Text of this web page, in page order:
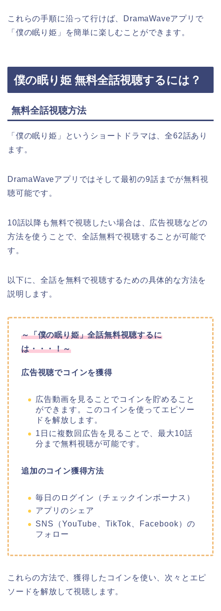
これらの手順に沿って行けば、DramaWaveアプリで
「僕の眠り姫」を簡単に楽しむことができます。
僕の眠り姫 無料全話視聴するには？
無料全話視聴方法
「僕の眠り姫」というショートドラマは、全62話あり
ます。
DramaWaveアプリではそして最初の9話までが無料視
聴可能です。
10話以降も無料で視聴したい場合は、広告視聴などの
方法を使うことで、全話無料で視聴することが可能で
す。
以下に、全話を無料で視聴するための具体的な方法を
説明します。
～「僕の眠り姫」全話無料視聴するに
は・・・！～
広告視聴でコインを獲得
広告動画を見ることでコインを貯めること
ができます。このコインを使ってエピソー
ドを解放します。
1日に複数回広告を見ることで、最大10話
分まで無料視聴が可能です。
追加のコイン獲得方法
毎日のログイン（チェックインボーナス）
アプリのシェア
SNS（YouTube、TikTok、Facebook）の
フォロー
これらの方法で、獲得したコインを使い、次々とエピ
ソードを解放して視聴します。